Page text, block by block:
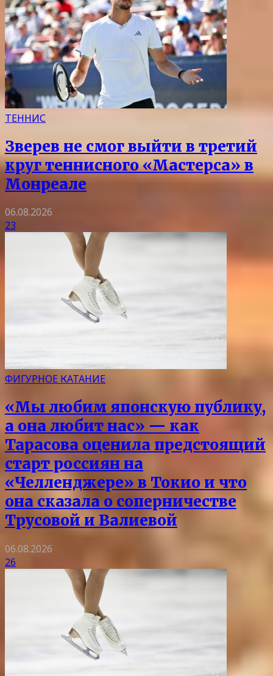
ТЕННИС
Зверев не смог выйти в третий
круг теннисного «Мастерса» в
Монреале
06.08.2026
23
ФИГУРНОЕ КАТАНИЕ
«Мы любим японскую публику,
а она любит нас» — как
Тарасова оценила предстоящий
старт россиян на
«Челленджере» в Токио и что
она сказала о соперничестве
Трусовой и Валиевой
06.08.2026
26